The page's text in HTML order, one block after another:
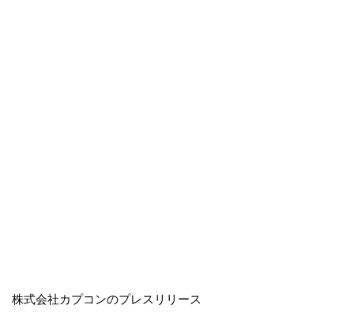
株式会社カプコンのプレスリリース